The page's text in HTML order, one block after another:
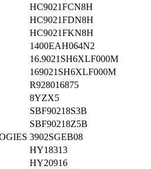
HC9021FCN8H
HC9021FDN8H
HC9021FKN8H
1400EAH064N2
16.9021SH6XLF000M
169021SH6XLF000M
R928016875
8YZX5
SBF90218S3B
SBF90218Z5B
3902SGEB08
HY18313
HY20916